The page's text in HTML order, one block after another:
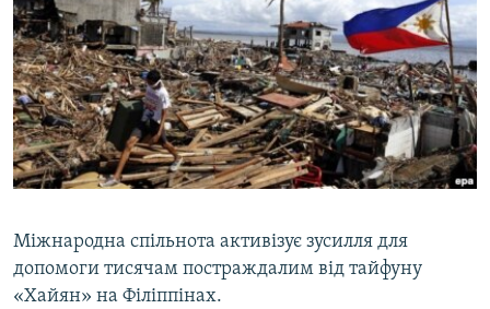
ВСЕ ЗА ДЕНЬ
СПЕЦПРОЕКТИ
ДЕПОРТАЦІЯ
ВІДЕОУРОКИ «ELIFBE»
СВІДЧЕННЯ ОКУПАЦІЇ
ІНФОГРАФІКА
ЯК ОБІЙТИ БЛОКУВАННЯ
Русский
Qırımtatar
ДОЛУЧАЙСЯ!
Міжнародна спільнота активізує зусилля для
допомоги тисячам постраждалим від тайфуну
«Хайян» на Філіппінах.